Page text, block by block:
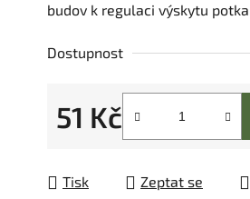
je
z
hvězdiček.
budov k regulaci výskytu
Dostupnost
51 Kč
Měrná cena:
Tisk Zeptat se